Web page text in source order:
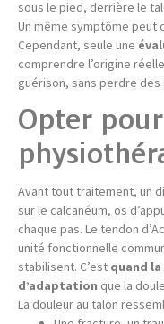
sous le pied, derrière le
Un même symptôme peut
Cependant, seule une
comprendre l’origine
guérison, sans perdre des
Opter
Avant tout traitement, un
sur le calcanéum, os
chaque pas. Le tendon
unité fonctionnelle
stabilisent. C’est quand
d’adaptation que la
La douleur au talon